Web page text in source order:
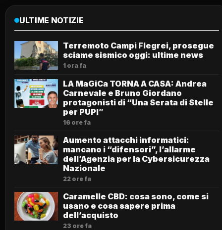
ULTIME NOTIZIE
Terremoto Campi Flegrei, prosegue
sciame sismico oggi: ultime news
1 ora fa
LA MaGiCa TORNA A CASA: Andrea
Carnevale e Bruno Giordano
protagonisti di “Una Serata di Stelle
per PUPI”
16 ore fa
Aumento attacchi informatici:
mancano i “difensori”, l’allarme
dell’Agenzia per la Cybersicurezza
Nazionale
22 ore fa
Caramelle CBD: cosa sono, come si
usano e cosa sapere prima
dell’acquisto
23 ore fa